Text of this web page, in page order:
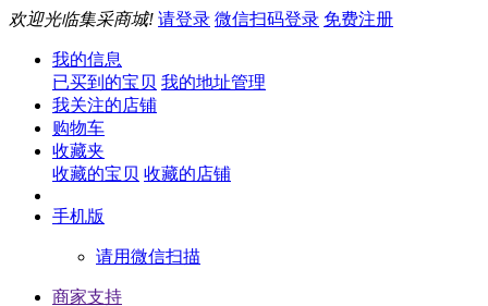
欢迎光临集采商城! 请登录 微信扫码登录 免费注册
我的信息
已买到的宝贝 我的地址管理
我关注的店铺
购物车
收藏夹
收藏的宝贝 收藏的店铺
手机版
请用微信扫描
商家支持